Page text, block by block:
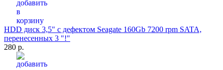
HDD диск 3,5" с дефектом Seagate 160Gb 7200 rpm SATA,
перенесенных 3 "!"
280 р.